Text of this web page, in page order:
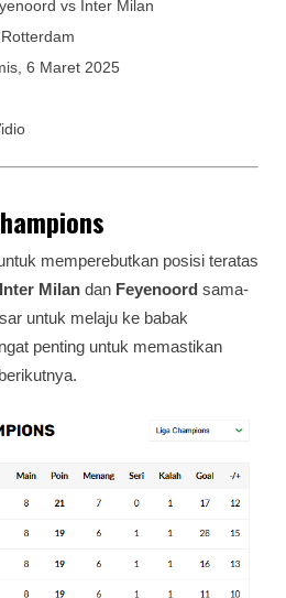
vs Inter Milan
6 Maret 2025
memperebutkan posisi teratas
Inter Milan dan Feyenoord sama-
untuk melaju ke babak
penting untuk memastikan